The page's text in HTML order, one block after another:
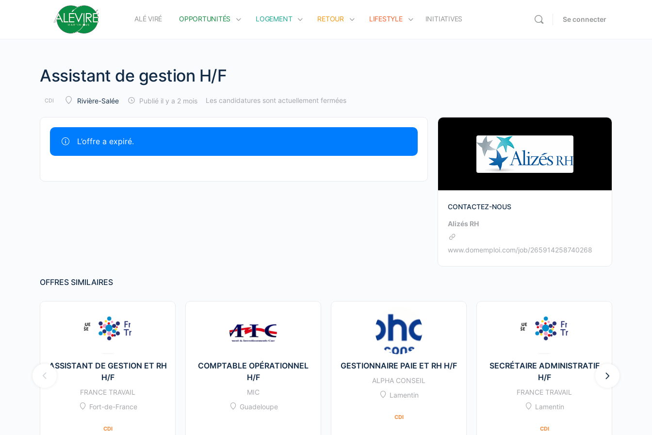
ALÉ VIRÉ OPPORTUNITÉS LOGEMENT RETOUR LIFESTYLE INITIATIVES Se connecter
Assistant de gestion H/F
CDI Rivière-Salée Publié il y a 2 mois Les candidatures sont actuellement fermées
L’offre a expiré.
CONTACTEZ-NOUS
Alizés RH
www.domemploi.com/job/265914258740268
OFFRES SIMILAIRES
ASSISTANT DE GESTION ET RH
H/F
FRANCE TRAVAIL
Fort-de-France
CDI
COMPTABLE OPÉRATIONNEL
H/F
MIC
Guadeloupe
GESTIONNAIRE PAIE ET RH H/F
ALPHA CONSEIL
Lamentin
CDI
SECRÉTAIRE ADMINISTRATIF
H/F
FRANCE TRAVAIL
Lamentin
CDI